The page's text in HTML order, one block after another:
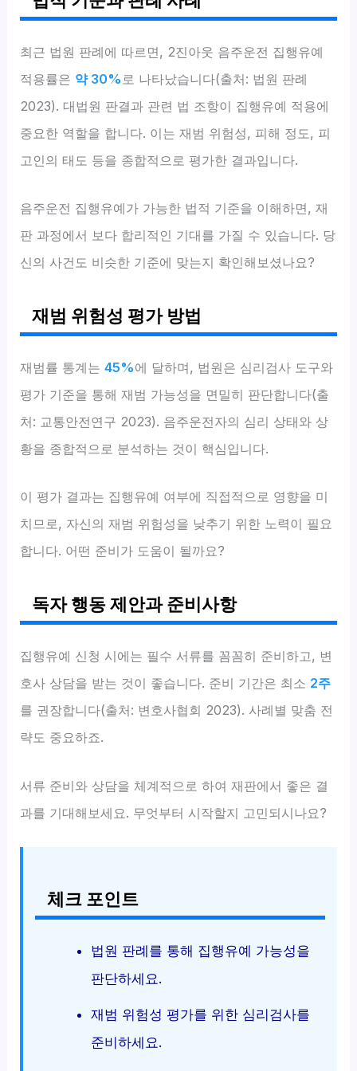
최근 법원 판례에 따르면, 2진아웃 음주운전 집행유예
적용률은 약 30% 로 나타났습니다(출처: 법원 판례
2023). 대법원 판결과 관련 법 조항이 집행유예 적용에
중요한 역할을 합니다. 이는 재범 위험성, 피해 정도, 피
고인의 태도 등을 종합적으로 평가한 결과입니다.
음주운전 집행유예가 가능한 법적 기준을 이해하면, 재
판 과정에서 보다 합리적인 기대를 가질 수 있습니다. 당
신의 사건도 비슷한 기준에 맞는지 확인해보셨나요?
재범 위험성 평가 방법
재범률 통계는45%에 달하며, 법원은 심리검사 도구와
평가 기준을 통해 재범 가능성을 면밀히 판단합니다(출
처: 교통안전연구 2023). 음주운전자의 심리 상태와 상
황을 종합적으로 분석하는 것이 핵심입니다.
이 평가 결과는 집행유예 여부에 직접적으로 영향을 미
치므로, 자신의 재범 위험성을 낮추기 위한 노력이 필요
합니다. 어떤 준비가 도움이 될까요?
독자 행동 제안과 준비사항
집행유예 신청 시에는 필수 서류를 꼼꼼히 준비하고, 변
호사 상담을 받는 것이 좋습니다. 준비 기간은 최소 2주
를 권장합니다(출처: 변호사협회 2023). 사례별 맞춤 전
략도 중요하죠.
서류 준비와 상담을 체계적으로 하여 재판에서 좋은 결
과를 기대해보세요. 무엇부터 시작할지 고민되시나요?
체크 포인트
법원 판례를 통해 집행유예 가능성을
판단하세요.
재범 위험성 평가를 위한 심리검사를
준비하세요.